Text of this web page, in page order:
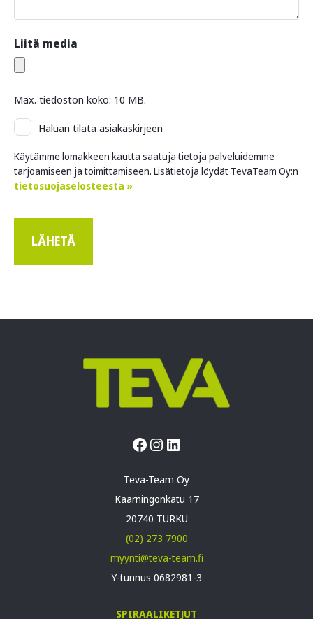
Liitä media
Max. tiedoston koko: 10 MB.
Asiakaskirje
Haluan tilata asiakaskirjeen
Käytämme lomakkeen kautta saatuja tietoja palveluidemme
tarjoamiseen ja toimittamiseen. Lisätietoja löydät TevaTeam Oy:n
tietosuojaselosteesta »
Facebook
Instagram
LinkedIn
Teva-Team Oy
Kaarningonkatu 17
20740 TURKU
(02) 273 7900
myynti@teva-team.fi
Y-tunnus 0682981-3
SPIRAALIKETJUT